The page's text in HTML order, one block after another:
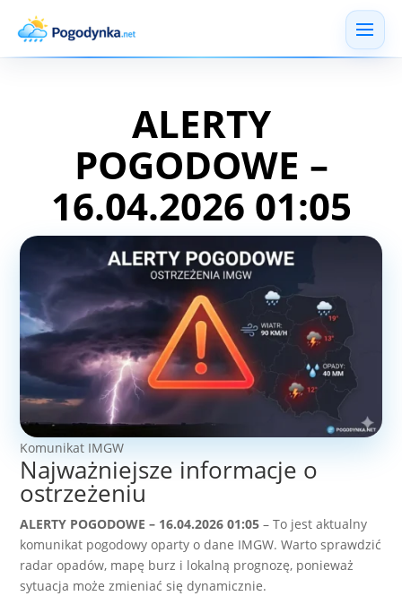
ALERTY
POGODOWE –
16.04.2026 01:05
Komunikat IMGW
Najważniejsze informacje o
ostrzeżeniu
ALERTY POGODOWE – 16.04.2026 01:05 – To jest aktualny
komunikat pogodowy oparty o dane IMGW. Warto sprawdzić
radar opadów, mapę burz i lokalną prognozę, ponieważ
sytuacja może zmieniać się dynamicznie.